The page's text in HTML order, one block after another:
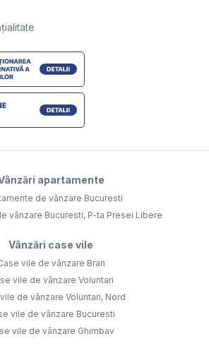
apartamente
de vânzare Bucuresti
vânzare Bucuresti, P-ta Presei Libere
Vânzări case vile
vile de vânzare Bran
vile de vânzare Voluntari
de vânzare Voluntari, Nord
vile de vânzare Bucuresti
vile de vânzare Ghimbav